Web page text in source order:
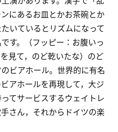
にあるお皿とかお茶碗とか
いているとリズムになって
す。（フッピー：お腹いっ
見て，のど乾いたな）のど
ビアホール。世界的に有名
アホールを再現して，大ジ
てサービスするウェイトレ
さん，それからドイツの楽